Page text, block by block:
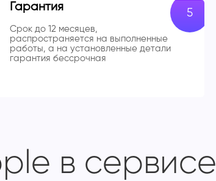
Гарантия
Срок до 12 месяцев,
распространяется на выполненные
работы, а на установленные детали
гарантия бессрочная
в сервисе